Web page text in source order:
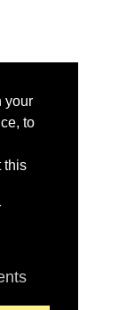
your
to
this